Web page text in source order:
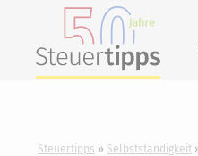
Steuertipps Selbstständigkeit